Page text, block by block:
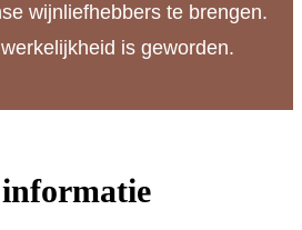
wijnliefhebbers te brengen.
is geworden.